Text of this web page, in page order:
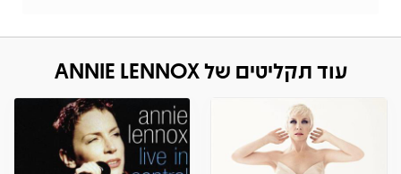
עוד תקליטים של ANNIE LENNOX